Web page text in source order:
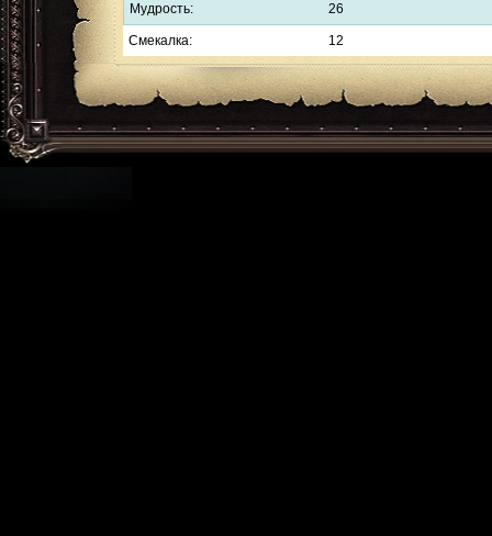
Мудрость: 26
Смекалка: 12